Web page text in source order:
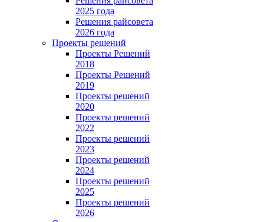
2025 года
Решения райсовета
2026 года
Проекты решений
Проекты Решений
2018
Проекты Решений
2019
Проекты решений
2020
Проекты решений
2022
Проекты решений
2023
Проекты решений
2024
Проекты решений
2025
Проекты решений
2026